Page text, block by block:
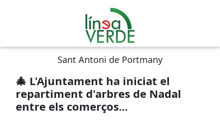
Sant Antoni de Portmany
🎄 L'Ajuntament ha iniciat el
repartiment d'arbres de Nadal
entre els comerços...